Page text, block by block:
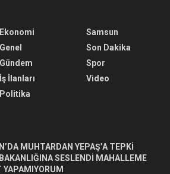
Ekonomi
Genel
Gündem
İş İlanları
Politika
Samsun
Son Dakika
Spor
Video
MUHTARDAN YEPAŞ’A TEPKİ
SESLENDİ MAHALLEME
YAPAMIYORUM